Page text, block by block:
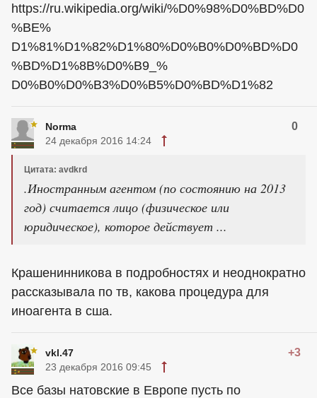
https://ru.wikipedia.org/wiki/%D0%98%D0%BD%D0
%BE%
D1%81%D1%82%D1%80%D0%B0%D0%BD%D0
%BD%D1%8B%D0%B9_%
D0%B0%D0%B3%D0%B5%D0%BD%D1%82
Norma 0
24 декабря 2016 14:24
Цитата: avdkrd
.Иностранным агентом (по состоянию на 2013
год) считается лицо (физическое или
юридическое), которое действует ...
Крашенинникова в подробностях и неоднократно
рассказывала по тв, какова процедура для
иноагента в сша.
vkl.47 +3
23 декабря 2016 09:45
Все базы натовские в Европе пусть по